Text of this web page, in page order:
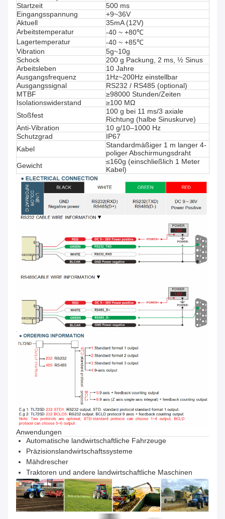
Startzeit
500 ms
Eingangsspannung
+9~36V
Aktuell
35mA (12V)
Arbeitstemperatur
-40 ~ +80℃
Lagertemperatur
-40 ~ +85℃
Vibration
5g~10g
Schock
200 g Packung, 2 ms, ½ Sinus
Arbeitsleben
10 Jahre
Ausgangsfrequenz
1Hz~200Hz einstellbar
Ausgangssignal
RS232 / RS485 (optional)
MTBF
≥98000 Stunden/Zeiten
Isolationswiderstand
≥100 MΩ
Stoßfest
100 g bei 11 ms/3 axiale
Richtung (halbe Sinuskurve)
Anti-Vibration
10 g/10–1000 Hz
Schutzgrad
IP67
Kabel
Standardmäßiger 1 m langer 4-
poliger Abschirmungsdraht
Gewicht
≤160g (einschließlich 1 Meter
Kabel)
Anwendungen
Automatische landwirtschaftliche Fahrzeuge
Präzisionslandwirtschaftssysteme
Mähdrescher
Traktoren und andere landwirtschaftliche Maschinen